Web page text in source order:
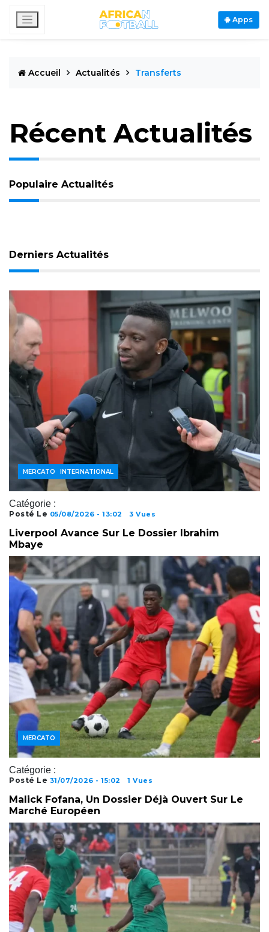
Apps
Accueil Actualités Transferts
Récent Actualités
Populaire Actualités
Derniers Actualités
Catégorie :
FOOTBALL INTERNATIONAL
MERCATO
Posté Le 05/08/2026 - 13:02 3 Vues
Liverpool Avance Sur Le Dossier Ibrahim
Mbaye
Catégorie :
JOUEURS
MERCATO
Posté Le 31/07/2026 - 15:02 1 Vues
Malick Fofana, Un Dossier Déjà Ouvert Sur Le
Marché Européen